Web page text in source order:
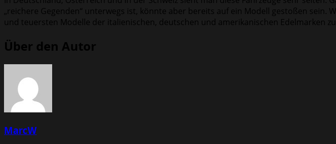
„reichere Gegenden“ unterwegs ist, könnte aber bereits auf ein Modell gestoßen
und teuersten Modelle der italienischen, deutschen und amerikanischen Edelmarken
Über den Autor
MarcW